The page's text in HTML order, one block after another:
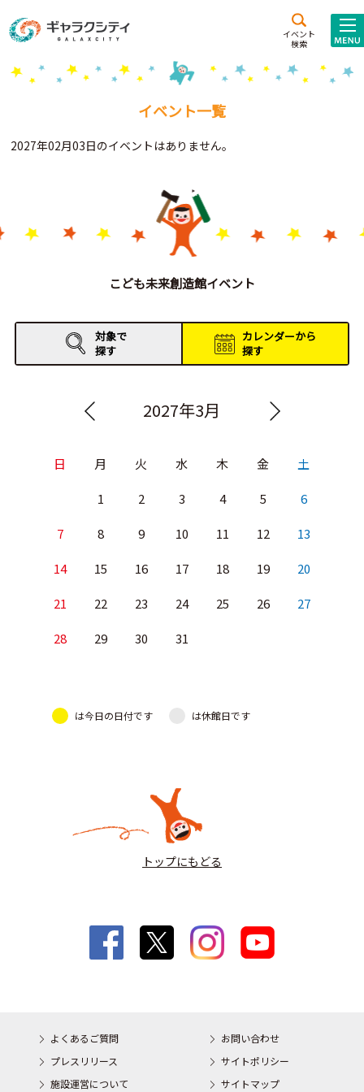
イベント
検索
施設案内
こども
西新井
施設･
Gがくえん
お知らせ
イベントレポート
イベント一覧
2027年02月03日のイベントはありません。
こども未来創造館イベント
対象で
探す
カレンダーから
探す
2027年3月
日 月 火 水 木 金 土
1 2 3 4 5 6
7 8 9 10 11 12 13
14 15 16 17 18 19 20
21 22 23 24 25 26 27
28 29 30 31
は今日の日付です は休館日です
トップにもどる
よくあるご質問
お問い合わせ
プレスリリース
サイトポリシー
施設運営について
サイトマップ